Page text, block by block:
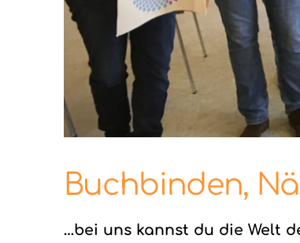
Buchbinden,
…bei uns kannst du die Welt